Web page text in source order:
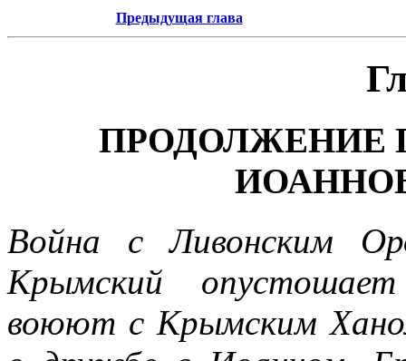
Предыдущая глава
ПРОДОЛЖЕНИЕ
Война с Ливонским
Крымский
воюют с Крымским